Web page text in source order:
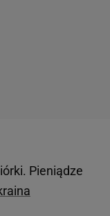
Pieniądze